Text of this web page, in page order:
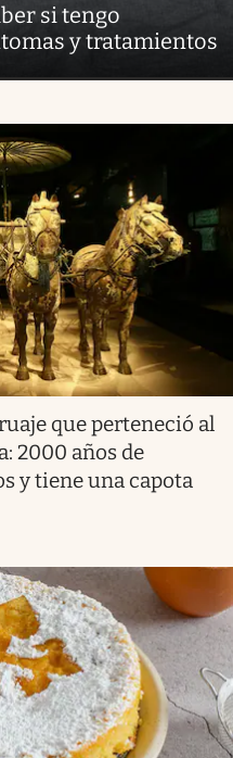
si tengo
y tratamientos
que perteneció al
2000 años de
y tiene una capota